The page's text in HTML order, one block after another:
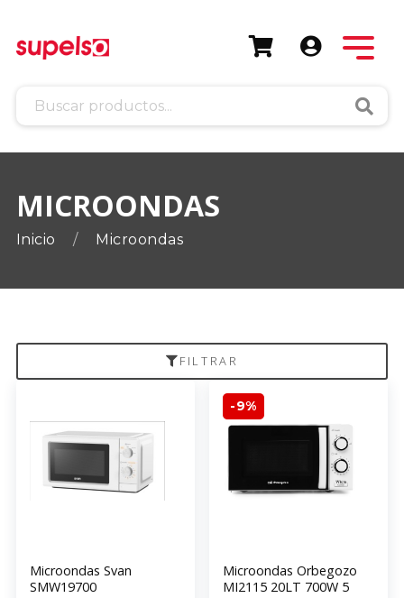
MICROONDAS
Inicio Microondas
FILTRAR
Microondas Svan
SMW19700
-9%
Microondas Orbegozo
MI2115 20LT 700W 5